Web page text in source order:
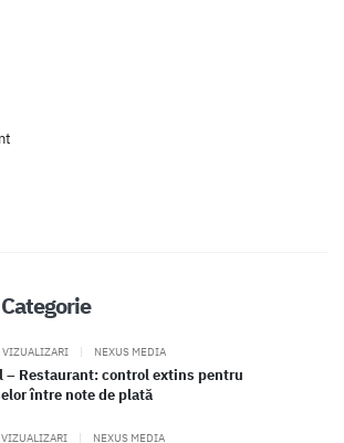
| NEXUS MEDIA
– Restaurant: control extins pentru
între note de plată
| NEXUS MEDIA